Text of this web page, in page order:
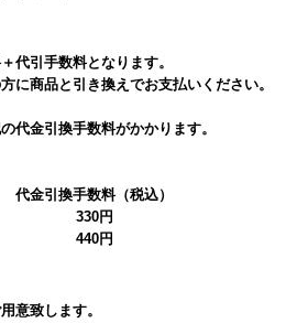
代引手数料となります。
に商品と引き換えでお支払いください。
代金引換手数料がかかります。
代金引換手数料（税込）
330円
440円
意致します。